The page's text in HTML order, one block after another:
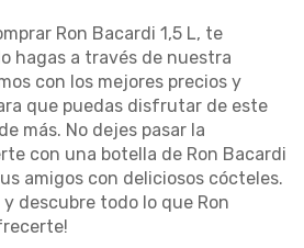
Ron Bacardi 1,5 L, te
hagas a través de nuestra
con los mejores precios y
que puedas disfrutar de este
más. No dejes pasar la
con una botella de Ron Bacardi
amigos con deliciosos cócteles.
descubre todo lo que Ron